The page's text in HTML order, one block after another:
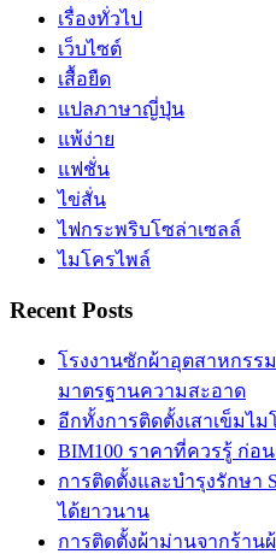
เรื่องทั่วไป
เว็บไซต์
เสื้อยืด
แปลภาษาญี่ปุ่น
แพ้ง่าย
แฟชั่น
ไข่สั่น
ไฟกระพริบโซล่าเซลล์
ไมโครไพล์
Recent Posts
โรงงานซักผ้าอุตสาหกรร
มาตรฐานความสะอาด
อีกทั้งการติดตั้งเสาเข็มไ
BIM100 ราคาที่ควรรู้ ก่อ
การติดตั้งและบำรุงรักษา
ได้ยาวนาน
การติดตั้งผ้าม่านจากร้าน